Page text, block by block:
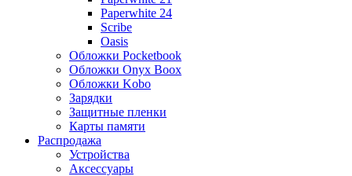
Paperwhite 24
Scribe
Oasis
Обложки Pocketbook
Обложки Onyx Boox
Обложки Kobo
Зарядки
Защитные пленки
Карты памяти
Распродажа
Устройства
Аксессуары